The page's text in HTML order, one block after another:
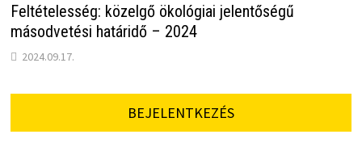
Feltételesség: közelgő ökológiai jelentőségű
másodvetési határidő – 2024
2024.09.17.
BEJELENTKEZÉS